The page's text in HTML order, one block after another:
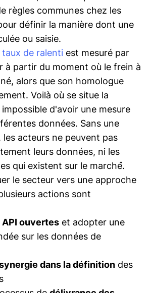
règles communes chez les
définir la manière dont une
ou saisie.
taux de ralenti est mesuré par
à partir du moment où le frein à
alors que son homologue
Voilà où se situe la
d'avoir une mesure
données. Sans une
les acteurs ne peuvent pas
leurs données, ni les
qui existent sur le marché́.
le secteur vers une approche
actions sont
API ouvertes et adopter une
sur les données de
dans la définition des